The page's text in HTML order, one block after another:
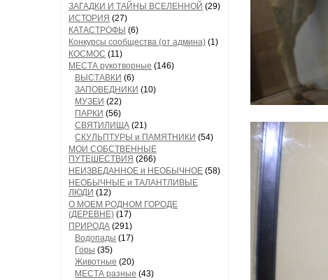
ЗАГАДКИ И ТАЙНЫ ВСЕЛЕННОЙ (29)
ИСТОРИЯ (27)
КАТАСТРОФЫ (6)
Конкурсы сообщества (от админа) (1)
КОСМОС (11)
МЕСТА рукотворные (146)
ВЫСТАВКИ (6)
ЗАПОВЕДНИКИ (10)
МУЗЕИ (22)
ПАРКИ (56)
СВЯТИЛИЩА (21)
СКУЛЬПТУРЫ и ПАМЯТНИКИ (54)
МОИ СОБСТВЕННЫЕ
ПУТЕШЕСТВИЯ (266)
НЕИЗВЕДАННОЕ и НЕОБЫЧНОЕ (58)
НЕОБЫЧНЫЕ и ТАЛАНТЛИВЫЕ
ЛЮДИ (12)
О МОЕМ РОДНОМ ГОРОДЕ
(ДЕРЕВНЕ) (17)
ПРИРОДА (291)
Водопады (17)
Горы (35)
Животные (20)
МЕСТА разные (43)